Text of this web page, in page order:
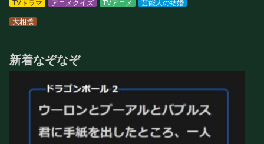
TVドラマ アニメクイズ TVアニメ 芸能人の結婚
大相撲
新着なぞなぞ